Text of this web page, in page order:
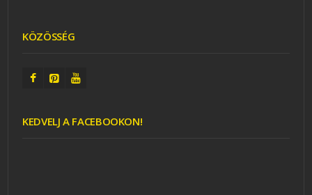
KÖZÖSSÉG
KEDVELJ A FACEBOOKON!